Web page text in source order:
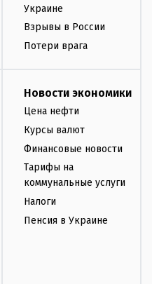
Украине
Взрывы в России
Потери врага
Новости экономики
Цена нефти
Курсы валют
Финансовые новости
Тарифы на
коммунальные услуги
Налоги
Пенсия в Украине